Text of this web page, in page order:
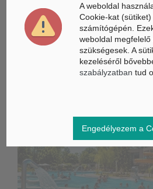
Gyorsabbá válhat a fúziós
mesterséges intelligenciával
Látó robotkerekesszék segíthet
mozgáskorlátozott embereket
A weboldal
Cookie-kat
számítógépén.
weboldal
szükségesek. A
kezeléséről
szabályzatban tud
Engedélyezem a